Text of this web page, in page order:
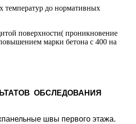
температур до нормативных
поверхности( проникновение
марки бетона с 400 на
ОБСЛЕДОВАНИЯ
швы первого этажа.